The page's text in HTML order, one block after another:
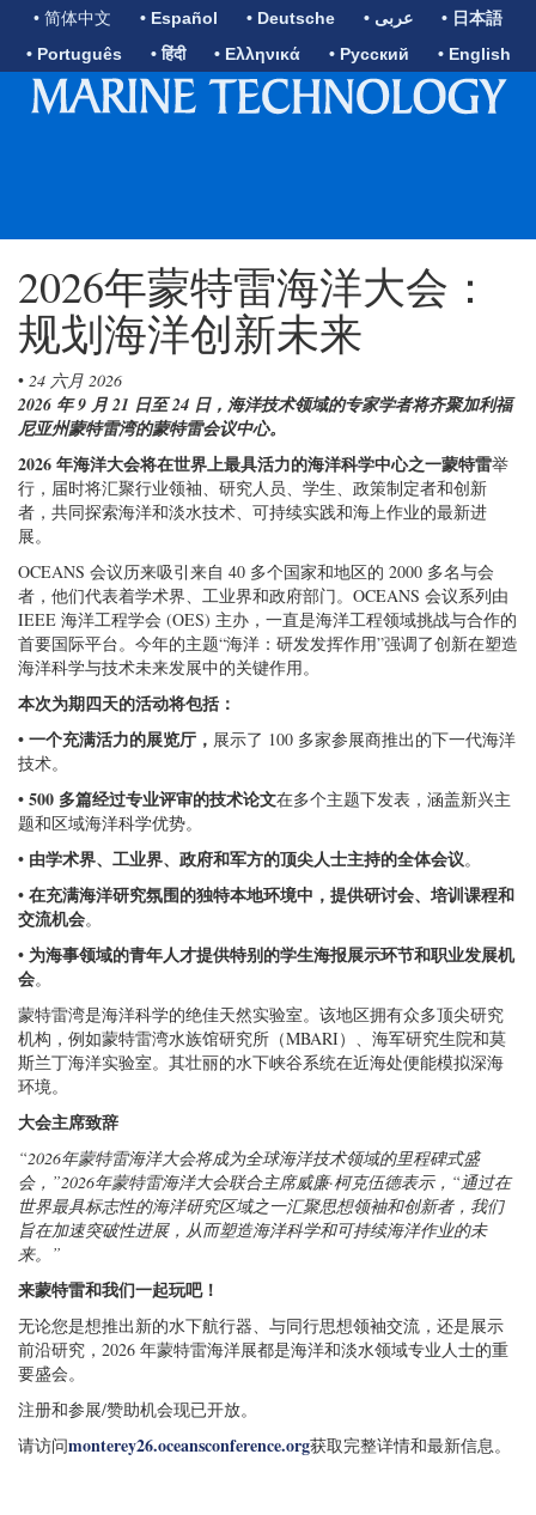
• 简体中文 • Español • Deutsche • عربى
• 日本語
• Português
• हिंदी • Ελληνικά • Русский • English
2026年蒙特雷海洋大会：
规划海洋创新未来
• 24 六月 2026
2026 年 9 月 21 日至 24 日，海洋技术领域的专家学者将齐聚加利福
尼亚州蒙特雷湾的蒙特雷会议中心。
2026 年海洋大会将在世界上最具活力的海洋科学中心之一蒙特雷举
行，届时将汇聚行业领袖、研究人员、学生、政策制定者和创新
者，共同探索海洋和淡水技术、可持续实践和海上作业的最新进
展。
OCEANS 会议历来吸引来自 40 多个国家和地区的 2000 多名与会
者，他们代表着学术界、工业界和政府部门。OCEANS 会议系列由
IEEE 海洋工程学会 (OES) 主办，一直是海洋工程领域挑战与合作的
首要国际平台。今年的主题“海洋：研发发挥作用”强调了创新在塑造
海洋科学与技术未来发展中的关键作用。
本次为期四天的活动将包括：
• 一个充满活力的展览厅， 展示了 100 多家参展商推出的下一代海洋
技术。
• 500 多篇经过专业评审的技术论文在多个主题下发表，涵盖新兴主
题和区域海洋科学优势。
• 由学术界、工业界、政府和军方的顶尖人士主持的全体会议。
• 在充满海洋研究氛围的独特本地环境中，提供研讨会、培训课程和
交流机会。
• 为海事领域的青年人才提供特别的学生海报展示环节和职业发展机
会。
蒙特雷湾是海洋科学的绝佳天然实验室。该地区拥有众多顶尖研究
机构，例如蒙特雷湾水族馆研究所（MBARI）、海军研究生院和莫
斯兰丁海洋实验室。其壮丽的水下峡谷系统在近海处便能模拟深海
环境。
大会主席致辞
“2026年蒙特雷海洋大会将成为全球海洋技术领域的里程碑式盛
会，”2026年蒙特雷海洋大会联合主席威廉·柯克伍德表示，“通过在
世界最具标志性的海洋研究区域之一汇聚思想领袖和创新者，我们
旨在加速突破性进展，从而塑造海洋科学和可持续海洋作业的未
来。”
来蒙特雷和我们一起玩吧！
无论您是想推出新的水下航行器、与同行思想领袖交流，还是展示
前沿研究，2026 年蒙特雷海洋展都是海洋和淡水领域专业人士的重
要盛会。
注册和参展/赞助机会现已开放。
请访问monterey26.oceansconference.org获取完整详情和最新信息。